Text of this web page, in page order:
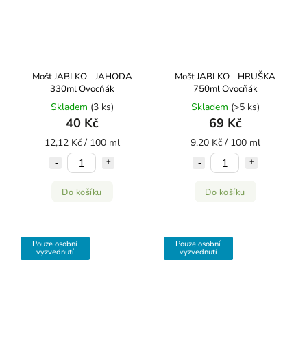
Mošt JABLKO - JAHODA
330ml Ovocňák
Skladem (3 ks)
40 Kč
12,12 Kč / 100 ml
Do košíku
Mošt JABLKO - HRUŠKA
750ml Ovocňák
Skladem (>5 ks)
69 Kč
9,20 Kč / 100 ml
Do košíku
Pouze osobní
vyzvednutí
Pouze osobní
vyzvednutí